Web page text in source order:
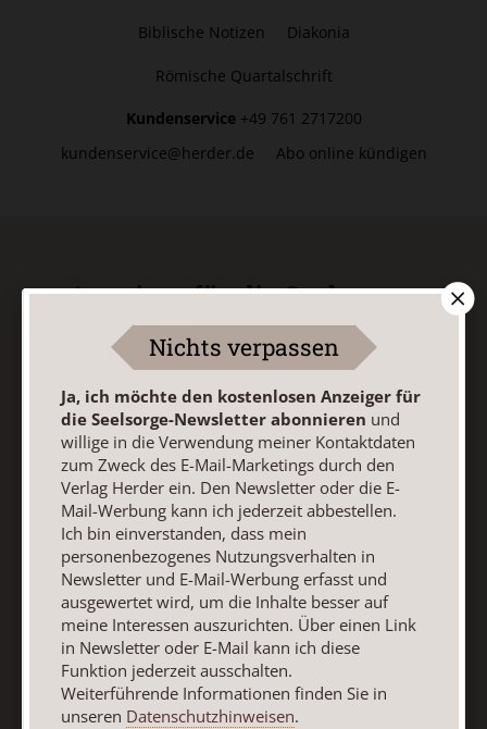
Biblische Notizen Diakonia
Römische Quartalschrift
Kundenservice +49 761 2717200
kundenservice@herder.de
Abo online kündigen
Anzeiger für die Seelsorge-
Newsletter
Ja, ich möchte den kostenlosen Anzeiger für die
Seelsorge-Newsletter abonnierenund willige in die
Verwendung meiner Kontaktdaten zum Zweck des E-Mail-
Marketings durch den Verlag Herder ein. Den Newsletter
oder die E-Mail-Werbung kann ich jederzeit abbestellen.
Ich bin einverstanden, dass mein personenbezogenes
Nutzungsverhalten in Newsletter und E-Mail-Werbung
erfasst und ausgewertet wird, um die Inhalte besser auf
meine Interessen auszurichten. Über einen Link in
Newsletter oder E-Mail kann ich diese Funktion jederzeit
ausschalten.
Weiterführende Informationen finden Sie in unseren
Datenschutzhinweisen.
Nichts verpassen
Ja, ich möchte den kostenlosen Anzeiger für
die Seelsorge-Newsletter abonnieren und
willige in die Verwendung meiner Kontaktdaten
zum Zweck des E-Mail-Marketings durch den
Verlag Herder ein. Den Newsletter oder die E-
Mail-Werbung kann ich jederzeit abbestellen.
Ich bin einverstanden, dass mein
personenbezogenes Nutzungsverhalten in
Newsletter und E-Mail-Werbung erfasst und
ausgewertet wird, um die Inhalte besser auf
meine Interessen auszurichten. Über einen Link
in Newsletter oder E-Mail kann ich diese
Funktion jederzeit ausschalten.
Weiterführende Informationen finden Sie in
unseren Datenschutzhinweisen.